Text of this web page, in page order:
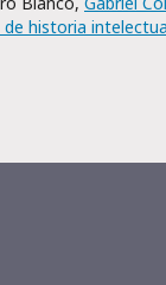
de historia